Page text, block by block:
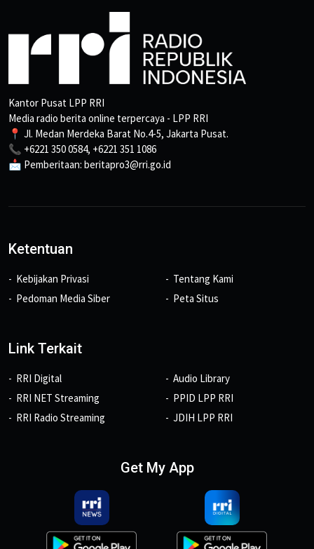
Kantor Pusat LPP RRI
Media radio berita online terpercaya - LPP RRI
📍 Jl. Medan Merdeka Barat No.4-5, Jakarta Pusat.
📞 +6221 350 0584, +6221 351 1086
📩 Pemberitaan: beritapro3@rri.go.id
Ketentuan
Kebijakan Privasi
Pedoman Media Siber
Tentang Kami
Peta Situs
Link Terkait
RRI Digital
RRI NET Streaming
RRI Radio Streaming
Audio Library
PPID LPP RRI
JDIH LPP RRI
Get My App